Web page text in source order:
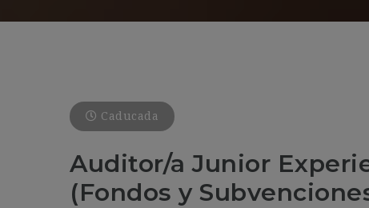
Caducada
Auditor/a Junior
(Fondos y